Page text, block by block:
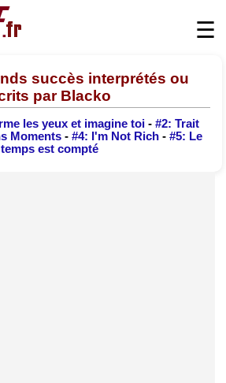
☰
succès interprétés ou
par Blacko
les yeux et imagine toi- #2: Trait
Moments - #4: I'm Not Rich - #5: Le
temps est compté